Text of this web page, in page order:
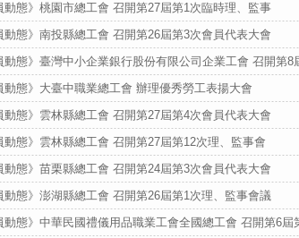
動態》桃園市總工會 召開第27屆第1次臨時理、監事
動態》南投縣總工會 召開第26屆第3次會員代表大會
動態》臺灣中小企業銀行股份有限公司企業工會 召開第8
動態》大臺中職業總工會 辦理優秀勞工表揚大會
動態》雲林縣總工會 召開第27屆第4次會員代表大會
動態》雲林縣總工會 召開第27屆第12次理、監事會
動態》苗栗縣總工會 召開第24屆第3次會員代表大會
動態》澎湖縣總工會 召開第26屆第1次理、監事會議
動態》中華民國禮儀用品職業工會全國總工會 召開第6屆